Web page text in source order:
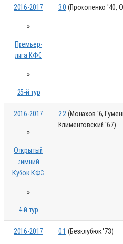
2016-2017
»
Премьер-
лига КФС
»
25-й тур
3:0 (Прокопенко '40,
2016-2017
»
Открытый
зимний
Кубок КФС
»
4-й тур
2:2(Монахов '6,
Климентовский '67)
2016-2017 0:1 (Безклубюк '73)